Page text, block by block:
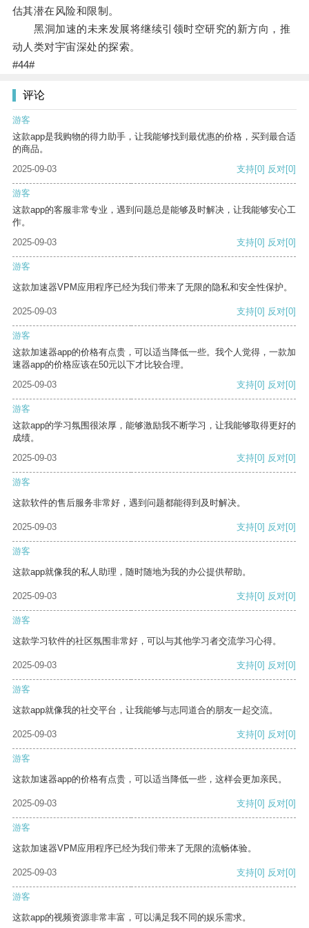
估其潜在风险和限制。
黑洞加速的未来发展将继续引领时空研究的新方向，推
动人类对宇宙深处的探索。
#44#
评论
游客
这款app是我购物的得力助手，让我能够找到最优惠的价格，买到最合适
的商品。
2025-09-03
支持[0] 反对[0]
游客
这款app的客服非常专业，遇到问题总是能够及时解决，让我能够安心工
作。
2025-09-03
支持[0] 反对[0]
游客
这款加速器VPM应用程序已经为我们带来了无限的隐私和安全性保护。
2025-09-03 支持[0] 反对[0]
游客
这款加速器app的价格有点贵，可以适当降低一些。我个人觉得，一款加
速器app的价格应该在50元以下才比较合理。
2025-09-03
支持[0] 反对[0]
游客
这款app的学习氛围很浓厚，能够激励我不断学习，让我能够取得更好的
成绩。
2025-09-03
支持[0] 反对[0]
游客
这款软件的售后服务非常好，遇到问题都能得到及时解决。
2025-09-03 支持[0] 反对[0]
游客
这款app就像我的私人助理，随时随地为我的办公提供帮助。
2025-09-03 支持[0] 反对[0]
游客
这款学习软件的社区氛围非常好，可以与其他学习者交流学习心得。
2025-09-03 支持[0] 反对[0]
游客
这款app就像我的社交平台，让我能够与志同道合的朋友一起交流。
2025-09-03 支持[0] 反对[0]
游客
这款加速器app的价格有点贵，可以适当降低一些，这样会更加亲民。
2025-09-03 支持[0] 反对[0]
游客
这款加速器VPM应用程序已经为我们带来了无限的流畅体验。
2025-09-03 支持[0] 反对[0]
游客
这款app的视频资源非常丰富，可以满足我不同的娱乐需求。